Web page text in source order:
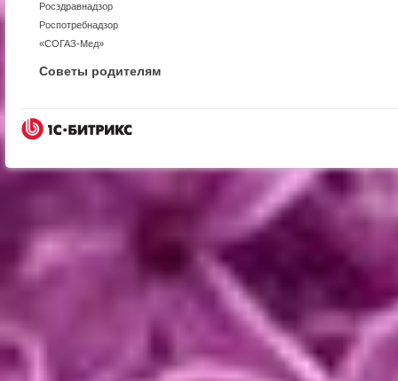
Росздравнадзор
Роспотребнадзор
«СОГАЗ-Мед»
Советы родителям